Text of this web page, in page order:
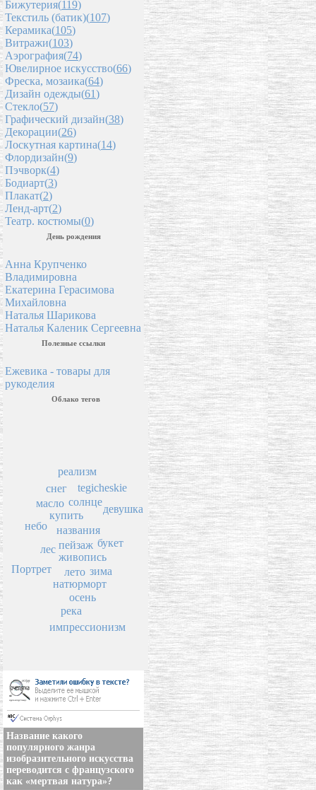
Бижутерия(119)
Текстиль (батик)(107)
Керамика(105)
Витражи(103)
Аэрография(74)
Ювелирное искусство(66)
Фреска, мозаика(64)
Дизайн одежды(61)
Стекло(57)
Графический дизайн(38)
Декорации(26)
Лоскутная картина(14)
Флордизайн(9)
Пэчворк(4)
Бодиарт(3)
Плакат(2)
Ленд-арт(2)
Театр. костюмы(0)
День рождения
Анна Крупченко
Владимировна
Екатерина Герасимова
Михайловна
Наталья Шарикова
Наталья Каленик Сергеевна
Полезные ссылки
Ежевика - товары для
рукоделия
Облако тегов
пейзаж
названия
живопись
лето
натюрморт
купить
солнце
лес
зима
осень
букет
масло
река
снег tegicheskie
реализм
небо
импрессионизм
Портрет
девушка
Название какого
популярного жанра
изобразительного искусства
переводится с французского
как «мертвая натура»?